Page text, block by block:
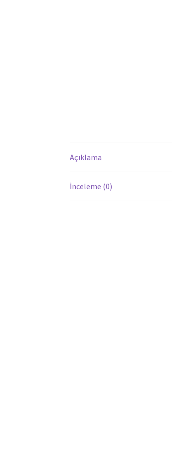
Açıklama
İnceleme (0)